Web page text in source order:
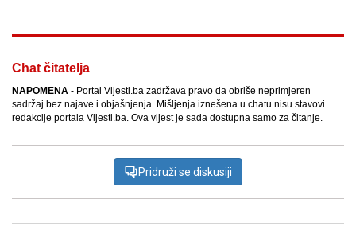
Chat čitatelja
NAPOMENA - Portal Vijesti.ba zadržava pravo da obriše neprimjeren
sadržaj bez najave i objašnjenja. Mišljenja iznešena u chatu nisu stavovi
redakcije portala Vijesti.ba. Ova vijest je sada dostupna samo za čitanje.
Pridruži se diskusiji